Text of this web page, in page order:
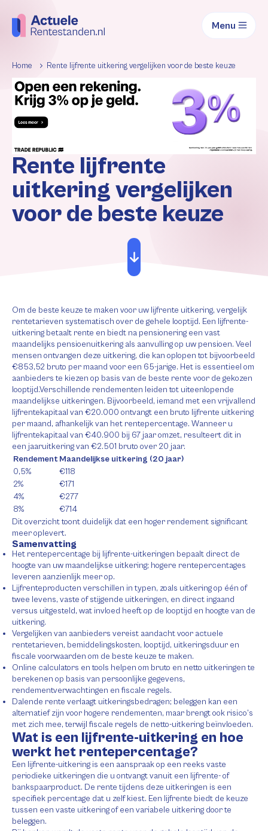
Menu
Home Rente lijfrente uitkering vergelijken voor de beste keuze
Rente lijfrente
uitkering vergelijken
voor de beste keuze
Om de beste keuze te maken voor uw lijfrente uitkering, vergelijk
rentetarieven systematisch over de gehele looptijd. Een lijfrente-
uitkering betaalt rente en biedt na pensionering een vast
maandelijks pensioenuitkering als aanvulling op uw pensioen. Veel
mensen ontvangen deze uitkering, die kan oplopen tot bijvoorbeeld
€853,52 bruto per maand voor een 65-jarige. Het is essentieel om
aanbieders te kiezen op basis van de beste rente voor de gekozen
looptijd.Verschillende rendementen leiden tot uiteenlopende
maandelijkse uitkeringen. Bijvoorbeeld, iemand met een vrijvallend
lijfrentekapitaal van €20.000 ontvangt een bruto lijfrente uitkering
per maand, afhankelijk van het rentepercentage. Wanneer u
lijfrentekapitaal van €40.900 bij 67 jaar omzet, resulteert dit in
een jaaruitkering van €2.501 bruto over 20 jaar.
RendementMaandelijkse uitkering (20 jaar)
0,5%
€118
2%
€171
4%
€277
8%
€714
Dit overzicht toont duidelijk dat een hoger rendement significant
meer oplevert.
Samenvatting
Het rentepercentage bij lijfrente-uitkeringen bepaalt direct de
hoogte van uw maandelijkse uitkering; hogere rentepercentages
leveren aanzienlijk meer op.
Lijfrenteproducten verschillen in typen, zoals uitkering op één of
twee levens, vaste of stijgende uitkeringen, en direct ingaand
versus uitgesteld, wat invloed heeft op de looptijd en hoogte van de
uitkering.
Vergelijken van aanbieders vereist aandacht voor actuele
rentetarieven, bemiddelingskosten, looptijd, uitkeringsduur en
fiscale voorwaarden om de beste keuze te maken.
Online calculators en tools helpen om bruto en netto uitkeringen te
berekenen op basis van persoonlijke gegevens,
rendementverwachtingen en fiscale regels.
Dalende rente verlaagt uitkeringsbedragen; beleggen kan een
alternatief zijn voor hogere rendementen, maar brengt ook risico’s
met zich mee, terwijl fiscale regels de netto-uitkering beïnvloeden.
Wat is een lijfrente-uitkering en hoe
werkt het rentepercentage?
Een lijfrente-uitkering is een aanspraak op een reeks vaste
periodieke uitkeringen die u ontvangt vanuit een lijfrente- of
bankspaarproduct. De rente tijdens deze uitkeringen is een
specifiek percentage dat u zelf kiest. Een lijfrente biedt de keuze
tussen een vaste uitkering of een variabele uitkering door te
beleggen.